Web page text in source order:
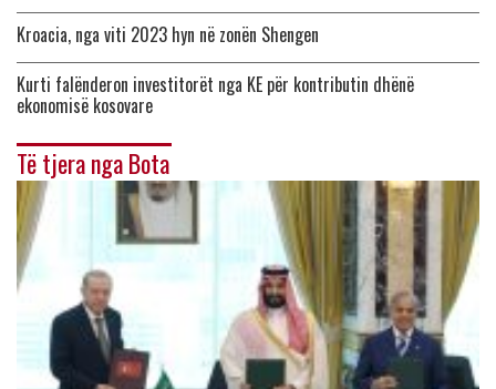
Kroacia, nga viti 2023 hyn në zonën Shengen
Kurti falënderon investitorët nga KE për kontributin dhënë
ekonomisë kosovare
Të tjera nga Bota